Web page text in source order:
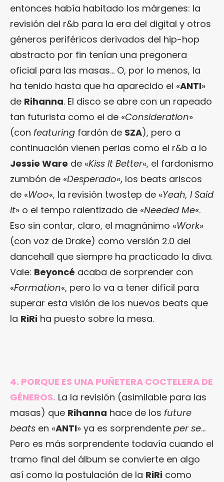
entonces había habitado los márgenes: la
revisión del r&b para la era del digital y otros
géneros periféricos derivados del hip-hop
abstracto por fin tenían una pregonera
oficial para las masas… O, por lo menos, la
ha tenido hasta que ha aparecido el «ANTI»
de Rihanna. El disco se abre con un rapeado
tan futurista como el de «Consideration»
(con featuring fardón de SZA), pero a
continuación vienen perlas como el r&b a lo
Jessie Ware de «Kiss It Better«, el fardonismo
zumbón de «Desperado«, los beats ariscos
de «Woo«, la revisión twostep de «Yeah, I Said
It» o el tempo ralentizado de «Needed Me«.
Eso sin contar, claro, el magnánimo «Work»
(con voz de Drake) como versión 2.0 del
dancehall que siempre ha practicado la diva.
Vale: Beyoncé acaba de sorprender con
«Formation«, pero lo va a tener difícil para
superar esta visión de los nuevos beats que
la RiRi ha puesto sobre la mesa.
4. PORQUE ES UNA PUÑETERA COCTELERA DE
GÉNEROS. La la revisión (asimilable para las
masas) que Rihanna hace de los future
beats en «ANTI» ya es sorprendente per se…
Pero es más sorprendente todavía cuando el
tramo final del álbum se convierte en algo
así como la postulación de la RiRi como